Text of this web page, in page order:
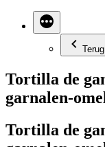
Terug
Tortilla de
garnalen-
Tortilla de